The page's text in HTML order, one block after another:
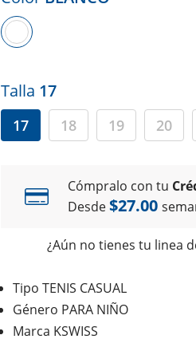
Talla 17
17 18 19 20
Cómpralo con tu
Desde$27.00
¿Aún no tienes tu linea
Tipo TENIS CASUAL
Género PARA NIÑO
Marca KSWISS